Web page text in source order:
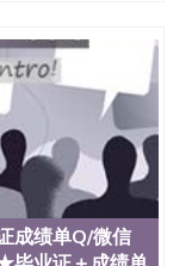
育机构，并获
计算机系与会
现优异。其毕
中心得到工作
大四的学期提
州大学系统
何塞州立大学
圣何塞州立大
旧金山-圣何塞
三万人，超过
成绩单Q/微信